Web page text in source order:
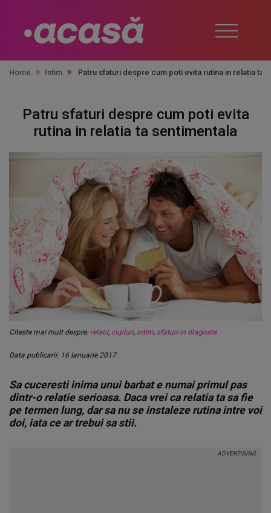
Home Intim Patru sfaturi despre cum poti evita rutina in relatia ta
Patru sfaturi despre cum poti evita
rutina in relatia ta sentimentala
Citeste mai mult despre: relatii, cupluri, intim, sfaturi in dragoste
Data publicarii: 16 Ianuarie 2017
Sa cuceresti inima unui barbat e numai primul pas
dintr-o relatie serioasa. Daca vrei ca relatia ta sa fie
pe termen lung, dar sa nu se instaleze rutina intre voi
doi, iata ce ar trebui sa stii.